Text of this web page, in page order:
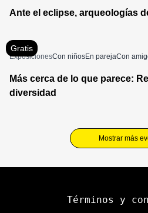
Ante el eclipse, arqueologías
Gratis
ExposicionesCon niñosEn parejaCon
Más cerca de lo que parece:
diversidad
Mostrar más
Términos y